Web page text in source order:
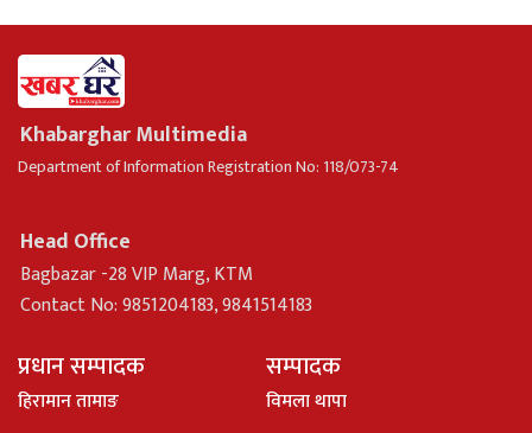
Khabarghar Multimedia
Department of Information Registration No: 118/073-74
Head Office
Bagbazar -28 VIP Marg, KTM
Contact No: 9851204183, 9841514183
प्रधान सम्पादक
हिरामान तामाङ
सम्पादक
विमला थापा